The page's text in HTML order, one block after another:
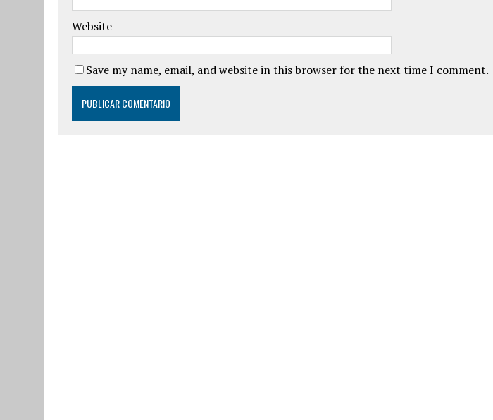
Website
Save my name, email, and website in this browser for the next time I comment.